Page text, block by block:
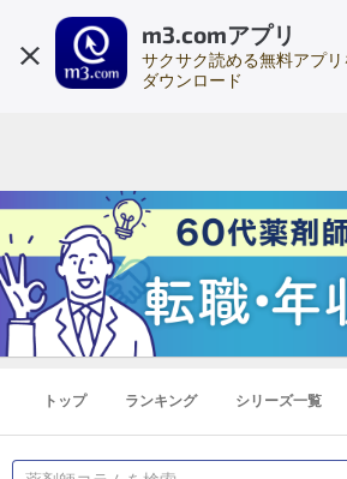
m3.comアプリ
サクサク読める無料アプリ
ダウンロード
トップ ランキング シリーズ一覧